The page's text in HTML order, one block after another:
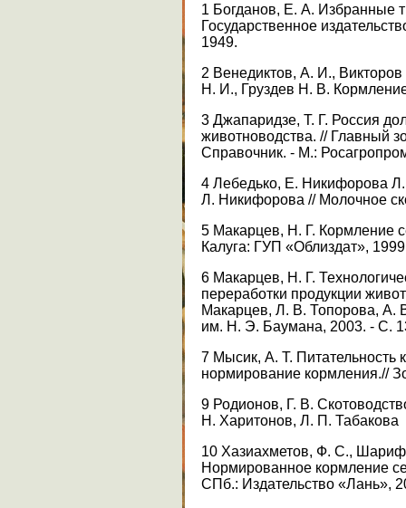
1 Богданов, Е. А. Избранные
Государственное
1949.
2 Венедиктов, А. И.,
Н. И., Груздев Н. В.
3 Джапаридзе, Т. Г. Россия
животноводства. // Главный
Справочник. - М.:
4 Лебедько, Е. Никифорова
Л. Никифорова // Молочное
5 Макарцев, Н. Г. Кормление
Калуга: ГУП «Облиздат»,
6 Макарцев, Н. Г.
переработки продукции
Макарцев, Л. В. Топорова, А.
им. Н. Э. Баумана, 2003. - С.
7 Мысик, А. Т. Питательность
нормирование кормления.//
9 Родионов, Г. В.
Н. Харитонов, Л. П. Табакова
10 Хазиахметов, Ф. С.,
Нормированное кормление
СПб.: Издательство «Лань»,